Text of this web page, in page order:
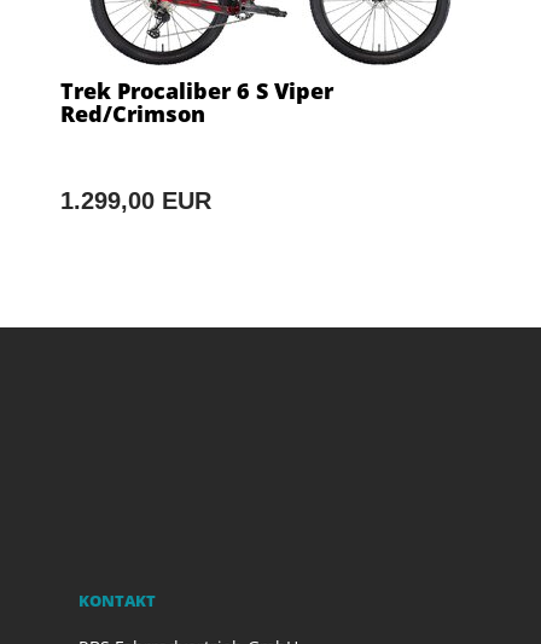
Trek Procaliber 6 S Viper
Red/Crimson
1.299,00 EUR
KONTAKT